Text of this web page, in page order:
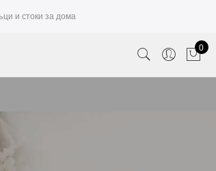
и стоки за дома
0